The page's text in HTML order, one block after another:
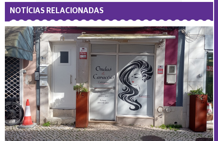
NOTÍCIAS RELACIONADAS